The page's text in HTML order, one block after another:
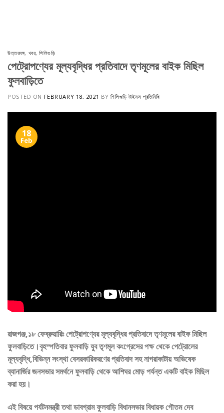
উত্তরবঙ্গ, খবর,শিলিগুড়ি
পেট্রোপণ্যের মূল্যবৃদ্ধির প্রতিবাদে তৃণমূলের বাইক মিছিল
ফুলবাড়িতে
POSTED ON FEBRUARY 18, 2021 BYশিলিগুড়ি টাইমস প্রতিনিধি
18
Feb
রাজগঞ্জ,১৮ ফেব্রুয়ারিঃ পেট্রোপণ্যের মূল্যবৃদ্ধির প্রতিবাদে তৃণমূলের বাইক মিছিল
ফুলবাড়িতে।বৃহস্পতিবার ফুলবাড়ি যুব তৃণমূল কংগ্রেসের পক্ষ থেকে পেট্রোলের
মূল্যবৃদ্ধি,বিভিন্ন সংস্থা বেসরকারিকরণের প্রতিবাদ সহ নাগরাকাটায় অভিষেক
ব্যানার্জির জনসভার সমর্থনে ফুলবাড়ি থেকে আশিঘর মোড় পর্যন্ত একটি বাইক মিছিল
করা হয়।
এই বিষয়ে পর্যটনমন্ত্রী তথা ডাবগ্রাম ফুলবাড়ি বিধানসভার বিধায়ক গৌতম দেব